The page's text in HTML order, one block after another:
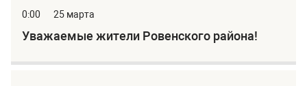
0:00 25 марта
Уважаемые жители Ровенского района!